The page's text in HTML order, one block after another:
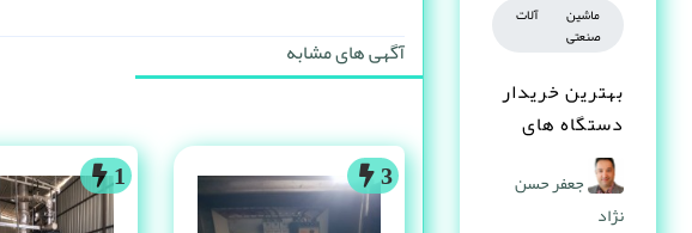
ماشین آلات
صنعتی
بهترین خریدار
دستگاه های
دست دوم
صنعتی کیست ؟
جعفر حسن
نژاد
آگهی های مشابه
3
1